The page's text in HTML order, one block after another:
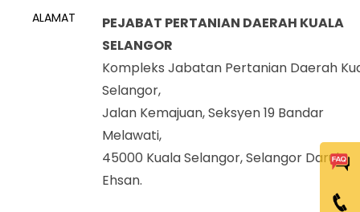
ALAMAT
PEJABAT PERTANIAN DAERAH KUALA
SELANGOR
Kompleks Jabatan Pertanian Daerah
Selangor,
Jalan Kemajuan, Seksyen 19 Bandar
Melawati,
45000 Kuala Selangor, Selangor Darul
Ehsan.